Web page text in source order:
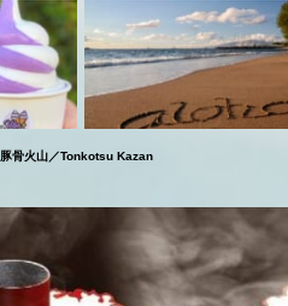
豚骨火山／Tonkotsu Kazan